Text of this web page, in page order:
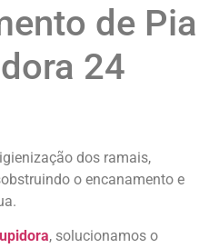
de Pia
24
dos ramais,
o encanamento e
, solucionamos o